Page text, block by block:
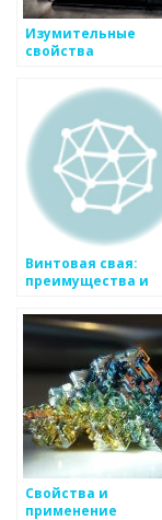
Изумительные
свойства
сплавов в
металлургии
Винтовая свая:
преимущества и
применения
Свойства и
применение